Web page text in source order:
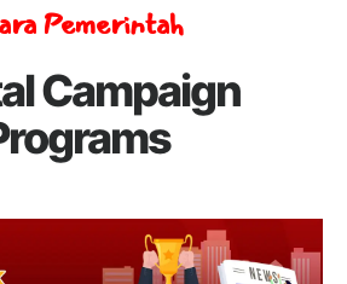
Pemerintah
Campaign